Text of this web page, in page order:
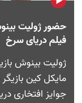
حضور ژولیت
فیلم دریای سرخ
ژولیت بینوش
مایکل کین
جوایز افتخاری